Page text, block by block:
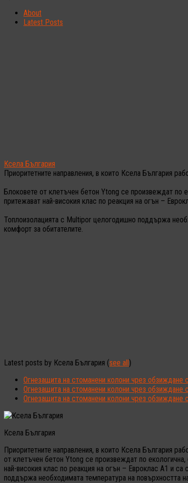
About
Latest Posts
Ксела България
Приоритетните направления, в които Ксела България
Блоковете от клетъчен бетон Ytong се произвеждат по
притежават най-високия клас по реакция на огън –
Топлоизолацията с Multipor целогодишно поддържа
комфорт за обитателите.
Latest posts by Ксела България (see all)
Огнезащита на стоманени колони чрез обзиждане
Огнезащита на стоманени колони чрез
Огнезащита на стоманени колони чрез обзиждане
Ксела България
Приоритетните направления, в които Ксела България
от клетъчен бетон Ytong се произвеждат по
най-високия клас по реакция на огън – Евроклас А1 и
поддържа необходимата температура на повърхността